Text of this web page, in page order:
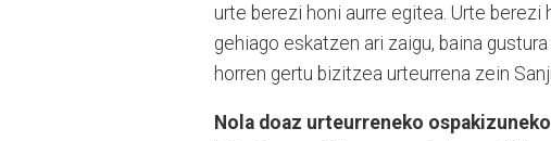
urte berezi honi aurre egitea. Urte berezi
gehiago eskatzen ari zaigu, baina
horren gertu bizitzea urteurrena zein
Nola doaz urteurreneko